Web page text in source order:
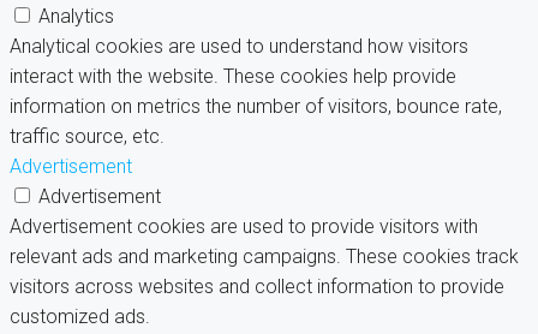
Analytics
Analytical cookies are used to understand how visitors
interact with the website. These cookies help provide
information on metrics the number of visitors, bounce rate,
traffic source, etc.
Advertisement
Advertisement
Advertisement cookies are used to provide visitors with
relevant ads and marketing campaigns. These cookies track
visitors across websites and collect information to provide
customized ads.